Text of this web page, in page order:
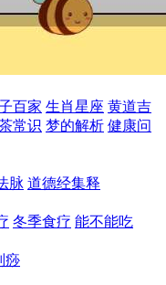
百家 生肖星座 黄道吉
常识 梦的解析 健康问
脉 道德经集释
冬季食疗 能不能吃
痧